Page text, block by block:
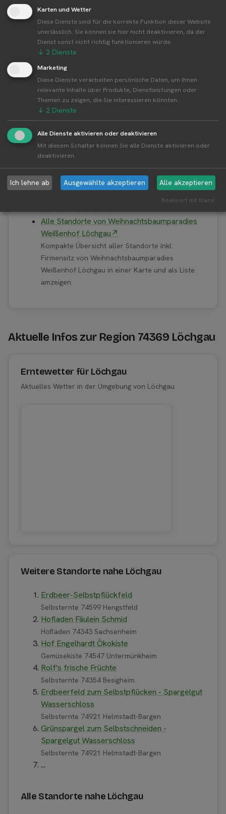
Betreiber kontaktieren
Auf der Profilseite des Betreibers findest du weitere
Informationen zum Betreiber und
Kontaktmöglichkeiten.
👤︎ Profilseite
Weitere Standorte von
Löchgau
Weihnachtsbaumparadies Weißenhof Löchgau
Alle Standorte von Weihnachtsbaumparadies
Weißenhof Löchgau↗
Kompakte Übersicht aller Standorte inkl.
Firmensitz von Weihnachtsbaumparadies
Weißenhof Löchgau in einer Karte und als Liste
amzeigen.
Aktuelle Infos zur Region 74369 Löchgau
Erntewetter für Löchgau
Aktuelles Wetter in der Umgebung von Löchgau
Weitere Standorte nahe Löchgau
Erdbeer-Selbstpflückfeld
Selbsternte 74599 Hengstfeld
Hofladen Fäulein Schmid
Hofladen 74343 Sachsenheim
Hof Engelhardt Ökokiste
Gemüsekiste 74547 Untermünkheim
Rolf's frische Früchte
Selbsternte 74354 Besigheim
Erdbeerfeld zum Selbstpflücken - Spargelgut
Wasserschloss
Selbsternte 74921 Helmstadt-Bargen
Grünspargel zum Selbstschneiden -
Spargelgut Wasserschloss
Selbsternte 74921 Helmstadt-Bargen
...
Alle Standorte nahe Löchgau
Karten und Wetter
Diese Dienste sind für die korrekte Funktion dieser Website
unerlässlich. Sie können sie hier nicht deaktivieren, da der
Dienst sonst nicht richtig funktionieren würde.
↓ 2 Dienste
Marketing
Diese Dienste verarbeiten persönliche Daten, um Ihnen
relevante Inhalte über Produkte, Dienstleistungen oder
Themen zu zeigen, die Sie interessieren könnten.
↓ 2 Dienste
Alle Dienste aktivieren oder deaktivieren
Mit diesem Schalter können Sie alle Dienste aktivieren oder
deaktivieren.
Ich lehne ab Ausgewählte akzeptieren Alle akzeptieren
Realisiert mit Klaro!